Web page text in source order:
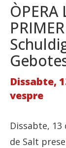
ÒPERA
Dissabte,
vespre
Dissabte,
de Salt